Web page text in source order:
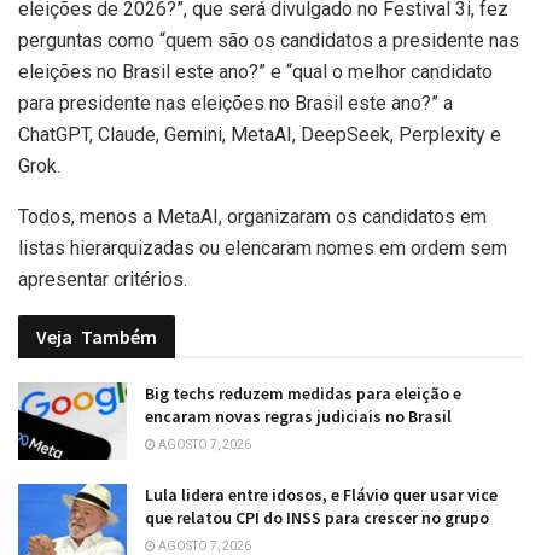
eleições de 2026?”, que será divulgado no Festival 3i, fez
perguntas como “quem são os candidatos a presidente nas
eleições no Brasil este ano?” e “qual o melhor candidato
para presidente nas eleições no Brasil este ano?” a
ChatGPT, Claude, Gemini, MetaAI, DeepSeek, Perplexity e
Grok.
Todos, menos a MetaAI, organizaram os candidatos em
listas hierarquizadas ou elencaram nomes em ordem sem
apresentar critérios.
Veja Também
Big techs reduzem medidas para eleição e
encaram novas regras judiciais no Brasil
AGOSTO 7, 2026
Lula lidera entre idosos, e Flávio quer usar vice
que relatou CPI do INSS para crescer no grupo
AGOSTO 7, 2026